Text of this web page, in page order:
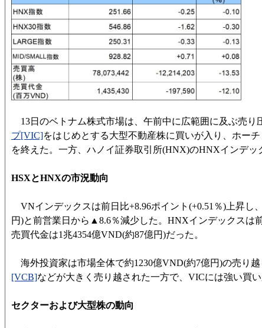
13日のベトナム株式市場は、午前中に広範囲に及ぶ売り
プ[VIC]をはじめとする大型不動産株に買いが入り、ホー
を終えた。一方、ハノイ証券取引所(HNX)のHNXインデッ
HSXとHNXの市況動向
VNインデックスは前日比+8.96ポイント(+0.51％)上昇し
円)と前営業日から▲8.6％減少した。HNXインデックスは
売買代金は1兆4354億VND(約87億円)だった。
海外投資家は市場全体で約1230億VND(約7億円)の売り
[VCB]などが大きく売り越された一方で、VICには強い買い
セクターおよび大型株の動向